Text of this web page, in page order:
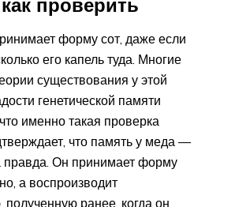
форму сот, даже если
его капель туда. Многие
существования у этой
генетической памяти
именно такая проверка
что память у меда —
правда. Он принимает форму
а воспроизводит
ранее, когда он